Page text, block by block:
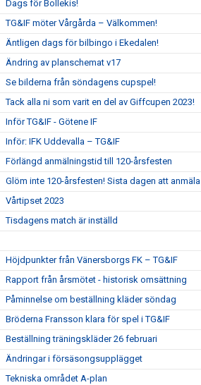
Dags för Bollekis!
TG&IF möter Vårgårda – Välkommen!
Äntligen dags för bilbingo i Ekedalen!
Ändring av planschemat v17
Se bilderna från söndagens cupspel!
Tack alla ni som varit en del av Giffcupen 2023!
Inför TG&IF - Götene IF
Inför: IFK Uddevalla – TG&IF
Förlängd anmälningstid till 120-årsfesten
Glöm inte 120-årsfesten! Sista dagen att anmäla
Vårtipset 2023
Tisdagens match är inställd
Höjdpunkter från Vänersborgs FK – TG&IF
Rapport från årsmötet - historisk omsättning
Påminnelse om beställning kläder söndag
Bröderna Fransson klara för spel i TG&IF
Beställning träningskläder 26 februari
Ändringar i försäsongsupplägget
Tekniska området A-plan